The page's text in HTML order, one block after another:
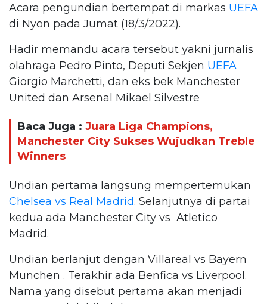
Acara pengundian bertempat di markas UEFA
di Nyon pada Jumat (18/3/2022).
Hadir memandu acara tersebut yakni jurnalis
olahraga Pedro Pinto, Deputi Sekjen UEFA
Giorgio Marchetti, dan eks bek Manchester
United dan Arsenal Mikael Silvestre
Baca Juga : Juara Liga Champions,
Manchester City Sukses Wujudkan Treble
Winners
Undian pertama langsung mempertemukan
Chelsea vs Real Madrid. Selanjutnya di partai
kedua ada Manchester City vs Atletico
Madrid.
Undian berlanjut dengan Villareal vs Bayern
Munchen . Terakhir ada Benfica vs Liverpool.
Nama yang disebut pertama akan menjadi